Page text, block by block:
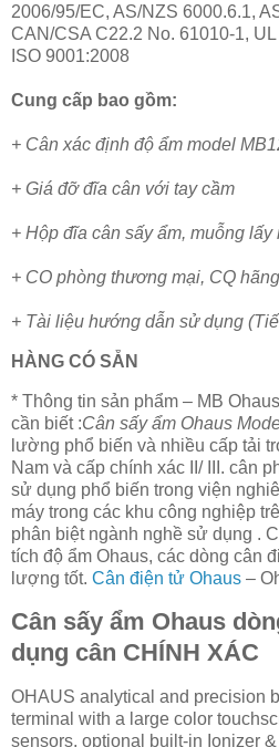
2006/95/EC, AS/NZS 6000.6.1,
CAN/CSA C22.2 No. 61010-1,
ISO 9001:2008
Cung cấp bao gồm:
+ Cân xác định độ ẩm model
+ Giá đỡ đĩa cân với tay cầm
+ Hộp đĩa cân sấy ẩm, muỗng lấy
+ CO phòng thương mại, CQ
+ Tài liệu hướng dẫn sử dụng
HÀNG CÓ SẴN
* Thông tin sản phẩm – MB
cần biết :Cân sấy ẩm Ohaus
lường phổ biến và nhiều cấp tải
Nam và cấp chính xác II/ III. cân
sử dụng phổ biến trong viện
máy trong các khu công nghiệp
phân biệt ngành nghề sử dụng .
tích độ ẩm Ohaus, các dòng cân
lượng tốt. Cân điện tử Ohaus –
Cân sấy ẩm Ohaus
dụng cân CHÍNH XÁC
OHAUS analytical and precision
terminal with a large color
sensors, optional built-in Ionizer